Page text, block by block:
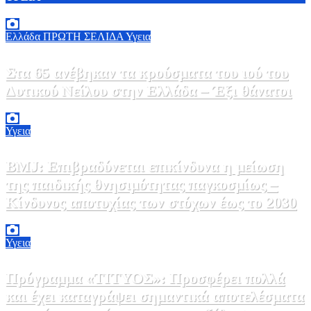
Ελλάδα ΠΡΩΤΗ ΣΕΛΙΔΑΥγεια
Στα 65 ανέβηκαν τα κρούσματα του ιού του
Δυτικού Νείλου στην Ελλάδα – Έξι θάνατοι
Υγεια
BMJ: Επιβραδύνεται επικίνδυνα η μείωση
της παιδικής θνησιμότητας παγκοσμίως –
Κίνδυνος αποτυχίας των στόχων έως το 2030
Υγεια
Πρόγραμμα «ΤΙΤΥΟΣ»: Προσφέρει πολλά
και έχει καταγράψει σημαντικά αποτελέσματα